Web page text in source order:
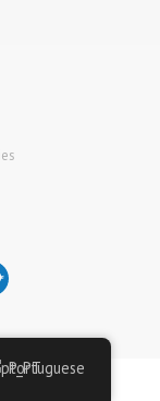
Reservados
Portuguese